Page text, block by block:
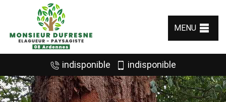
MENU
indisponible indisponible